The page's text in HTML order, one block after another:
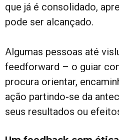
que já é consolidado,
pode ser alcançado.
Algumas pessoas até
feedforward – o guiar
procura orientar,
ação partindo-se da
seus resultados ou